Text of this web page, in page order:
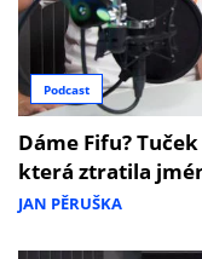
Podcast
Dáme Fifu?
která ztratila
JAN PĚRUŠKA